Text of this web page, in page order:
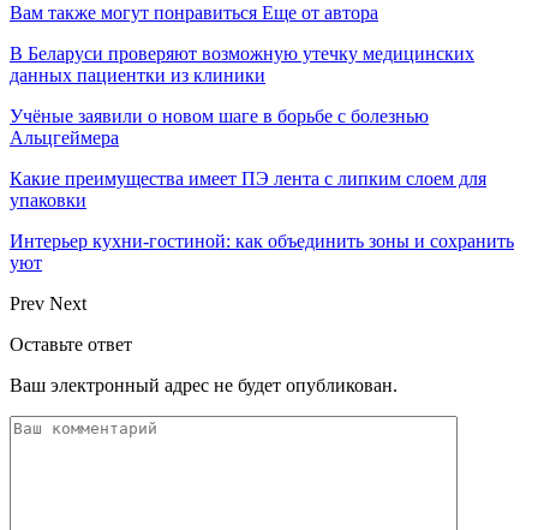
Вам также могут понравиться Еще от автора
В Беларуси проверяют возможную утечку медицинских
данных пациентки из клиники
Учёные заявили о новом шаге в борьбе с болезнью
Альцгеймера
Какие преимущества имеет ПЭ лента с липким слоем для
упаковки
Интерьер кухни-гостиной: как объединить зоны и сохранить
уют
Prev Next
Оставьте ответ
Ваш электронный адрес не будет опубликован.